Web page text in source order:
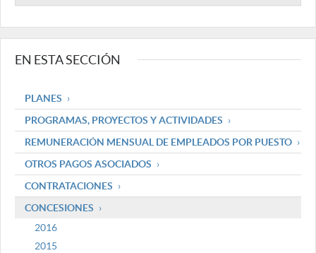
EN ESTA SECCIÓN
PLANES
PROGRAMAS, PROYECTOS Y ACTIVIDADES
REMUNERACIÓN MENSUAL DE EMPLEADOS POR PUESTO
OTROS PAGOS ASOCIADOS
CONTRATACIONES
CONCESIONES
2016
2015